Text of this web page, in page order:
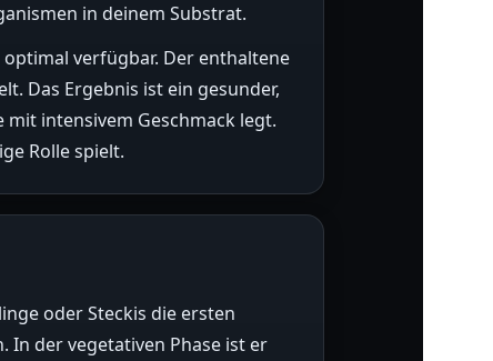
in deinem Substrat.
verfügbar. Der enthaltene
Das Ergebnis ist ein gesunder,
intensivem Geschmack legt.
Rolle spielt.
oder Steckis die ersten
In der vegetativen Phase ist er